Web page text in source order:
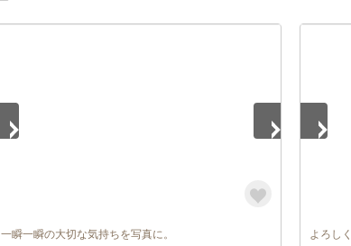
一瞬一瞬の大切な気持ちを写真に。 よろし